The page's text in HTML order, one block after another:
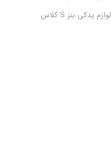
لوازم یدکی بنز S کلاس